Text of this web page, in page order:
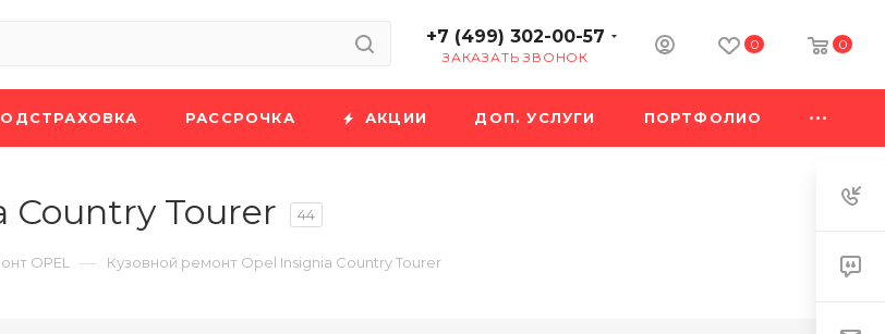
+7 (499) 302-00-57
ЗАКАЗАТЬ ЗВОНОК
0 0
РАССРОЧКА АКЦИИ ДОП. УСЛУГИ ПОРТФОЛИО
Country Tourer 44
OPEL — Кузовной ремонт Opel Insignia Country Tourer